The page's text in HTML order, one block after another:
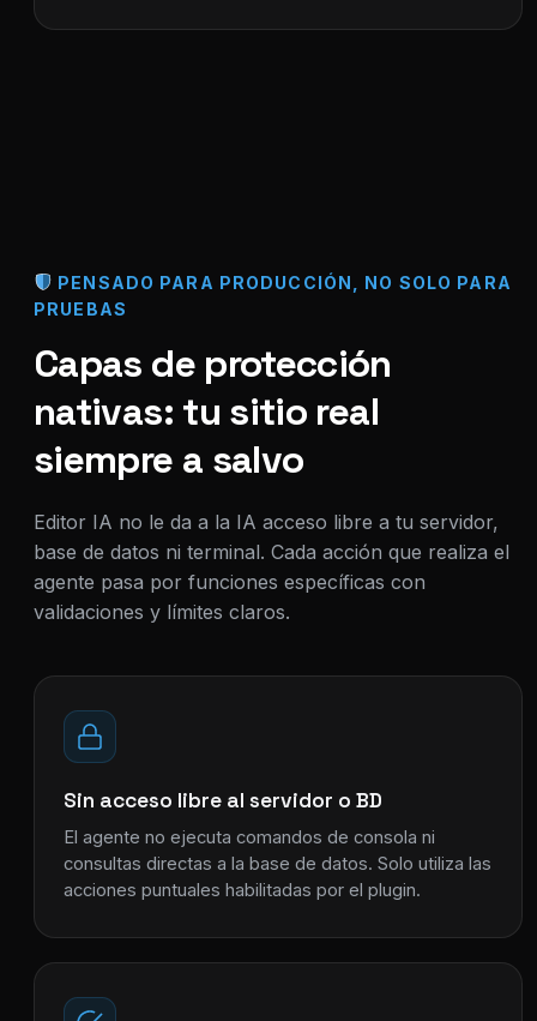
PENSADO PARA PRODUCCIÓN, NO SOLO PARA
PRUEBAS
Capas de protección
nativas: tu sitio real
siempre a salvo
Editor IA no le da a la IA acceso libre a tu servidor,
base de datos ni terminal. Cada acción que realiza el
agente pasa por funciones específicas con
validaciones y límites claros.
Sin acceso libre al servidor o BD
El agente no ejecuta comandos de consola ni
consultas directas a la base de datos. Solo utiliza las
acciones puntuales habilitadas por el plugin.